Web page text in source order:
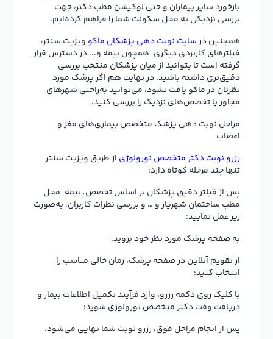
بازخورد سایر بیماران و حتی لوکیشن مطب دکتر، جهت
بررسی نزدیکی به محل سکونت شما را فراهم کرده‌ایم.
همچنین درسایت نوبت دهی پزشکان ماکو ویزیت سنتر،
فیلترهای کاربردی دیگری، همچون بیمه و... در دسترس قرار
گرفته است تا بتوانید از میان پزشکان منتخب بررسی
دقیق‌تری داشته باشید. در نهایت هم اگر پزشک مورد
نظرتان در ماکو یافت نشود، می‌توانید به‌راحتی شهرهای
مجاور یا تخصص‌های نزدیک را بررسی کنید.
مراحل نوبت دهی پزشک متخصص بیماری‌های مغز و
اعصاب
رزرو نوبت دکتر متخصص نورولوژی از طریق ویزیت سنتر،
تنها چند مرحله کوتاه دارد:
پس از فیلتر دقیق پزشکان بر اساس تخصص، بیمه، محل
مطب ساختمان شهریار و … و بررسی نظرات کاربران، به‌صورت
زیر عمل نمایید:
به صفحه پزشک مورد نظر خود بروید؛
از تقویم آنلاین در صفحه پزشک، زمان خالی مناسب را
انتخاب کنید؛
با کلیک روی دکمه رزرو، وارد فرآیند تکمیل اطلاعات بیمار و
دریافت وقت دکتر متخصص نورولوژی شوید؛
پس از انجام مراحل فوق، رزرو نوبت شما نهایی می‌شود.